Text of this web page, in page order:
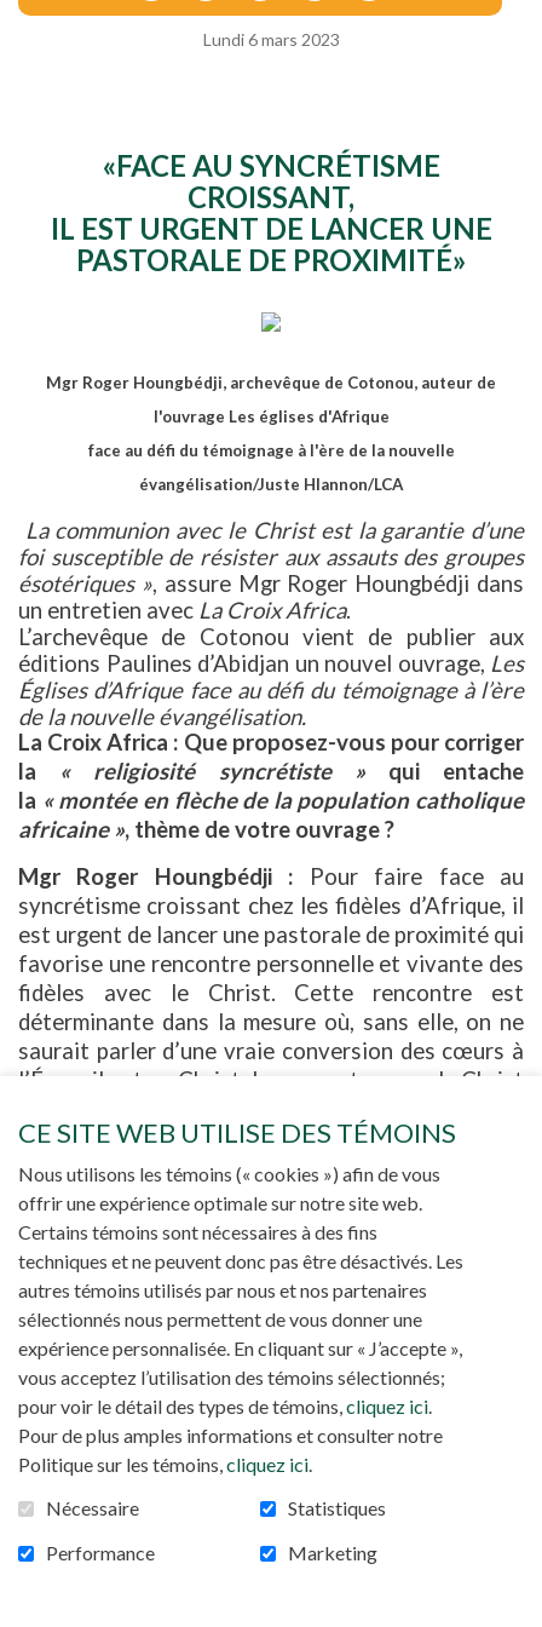
Lundi 6 mars 2023
«FACE AU SYNCRÉTISME
CROISSANT,
IL EST URGENT DE LANCER UNE
PASTORALE DE PROXIMITÉ»
Mgr Roger Houngbédji, archevêque de Cotonou, auteur de
l'ouvrage Les églises d'Afrique
face au défi du témoignage à l'ère de la nouvelle
évangélisation/Juste Hlannon/LCA
La communion avec le Christ est la garantie d’une
foi susceptible de résister aux assauts des groupes
ésotériques », assure Mgr Roger Houngbédji dans
un entretien avec La Croix Africa.
L’archevêque de Cotonou vient de publier aux
éditions Paulines d’Abidjan un nouvel ouvrage, Les
Églises d’Afrique face au défi du témoignage à l’ère
de la nouvelle évangélisation.
La Croix Africa : Que proposez-vous pour corriger
la « religiosité syncrétiste »qui entache
la « montée en flèche de la population catholique
africaine », thème de votre ouvrage ?
Mgr Roger Houngbédji :
Pour faire face au
syncrétisme croissant chez les fidèles d’Afrique, il
est urgent de lancer une pastorale de proximité qui
favorise une rencontre personnelle et vivante des
fidèles avec le Christ. Cette rencontre est
déterminante dans la mesure où, sans elle, on ne
saurait parler d’une vraie conversion des cœurs à
l’Évangile et au Christ. La rencontre avec le Christ
d’initiation chrétienne où l’enseignement
catéchétique doit pouvoir amener le néophyte à
se centrer sur la personne du Christ, révélateur
parfait de l’amour de Dieu miséricordieux. C’est
l’étape où les catéchumènes doivent s’imprégner
des vraies valeurs de la vie chrétienne, lesquelles
obligent conséquemment à opérer des ruptures
nécessaires par rapport à leur vie antérieure.
Tout l’engagement chrétien consisterait ainsi à
entretenir une relation d’intimité profonde avec le
Christ par la prière constante, l’écoute assidue de
la Parole de Dieu, et la fréquentation régulière
des sacrements. Cette vie de communion, lieu de
permettre de purifier les fausses images de Dieu,
CE SITE WEB UTILISE DES TÉMOINS
Nous utilisons les témoins (« cookies ») afin de vous
offrir une expérience optimale sur notre site web.
Certains témoins sont nécessaires à des fins
techniques et ne peuvent donc pas être désactivés. Les
autres témoins utilisés par nous et nos partenaires
sélectionnés nous permettent de vous donner une
expérience personnalisée. En cliquant sur « J’accepte »,
vous acceptez l’utilisation des témoins sélectionnés;
pour voir le détail des types de témoins, cliquez ici
Pour de plus amples informations et consulter notre
Politique sur les témoins, cliquez ici
Nécessaire
Statistiques
Performance
Marketing